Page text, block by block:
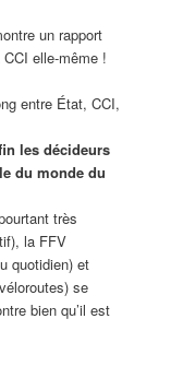
un rapport
elle-même !
entre État, CCI,
les décideurs
du monde du
très
la FFV
quotidien) et
se
bien qu’il est